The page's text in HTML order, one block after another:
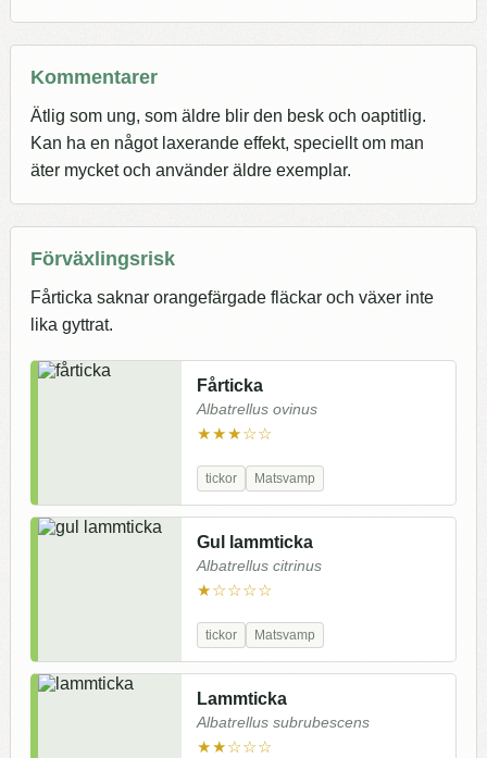
Kommentarer
Ätlig som ung, som äldre blir den besk och oaptitlig.
Kan ha en något laxerande effekt, speciellt om man
äter mycket och använder äldre exemplar.
Förväxlingsrisk
Fårticka saknar orangefärgade fläckar och växer inte
lika gyttrat.
Fårticka
Albatrellus ovinus
★★★☆☆
tickor Matsvamp
Gul lammticka
Albatrellus citrinus
★☆☆☆☆
tickor Matsvamp
Lammticka
Albatrellus subrubescens
★★☆☆☆